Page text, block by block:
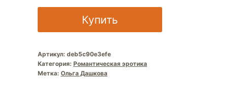
Купить
Артикул: deb5c90e3efe
Категория: Романтическая эротика
Метка: Ольга Дашкова